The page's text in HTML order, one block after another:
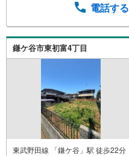
電話する
鎌ケ谷市東初富4丁目
東武野田線 「鎌ケ谷」駅 徒歩22分